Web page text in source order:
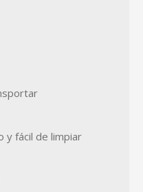
y fácil de limpiar